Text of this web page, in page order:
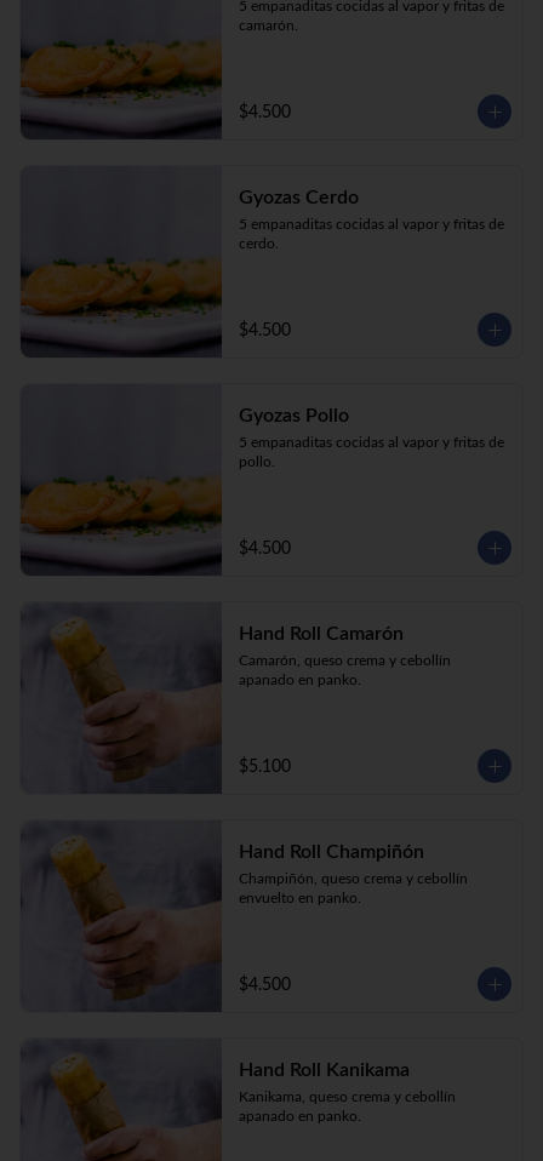
5 empanaditas cocidas al vapor y fritas de
camarón.
$4.500
Gyozas Cerdo
5 empanaditas cocidas al vapor y fritas de
cerdo.
$4.500
Gyozas Pollo
5 empanaditas cocidas al vapor y fritas de
pollo.
$4.500
Hand Roll Camarón
Camarón, queso crema y cebollín
apanado en panko.
$5.100
Hand Roll Champiñón
Champiñón, queso crema y cebollín
envuelto en panko.
$4.500
Hand Roll Kanikama
Kanikama, queso crema y cebollín
apanado en panko.